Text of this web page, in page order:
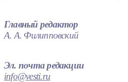
Главный редактор
А. А. Филипповский
Эл. почта редакции
info@vesti.ru